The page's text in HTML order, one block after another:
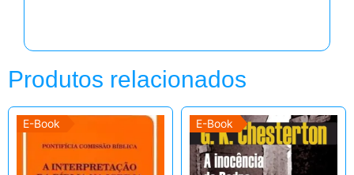
Produtos relacionados
E-Book E-Book